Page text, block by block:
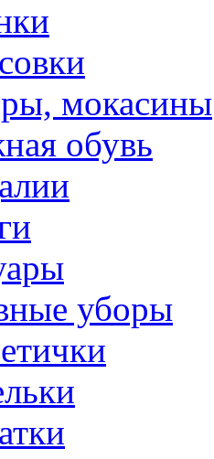
мокасины
обувь
уборы